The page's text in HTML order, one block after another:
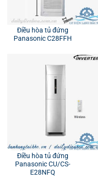
Điều hòa tủ đứng
Panasonic C28FFH
Điều hòa tủ đứng
Panasonic CU/CS-
E28NFQ